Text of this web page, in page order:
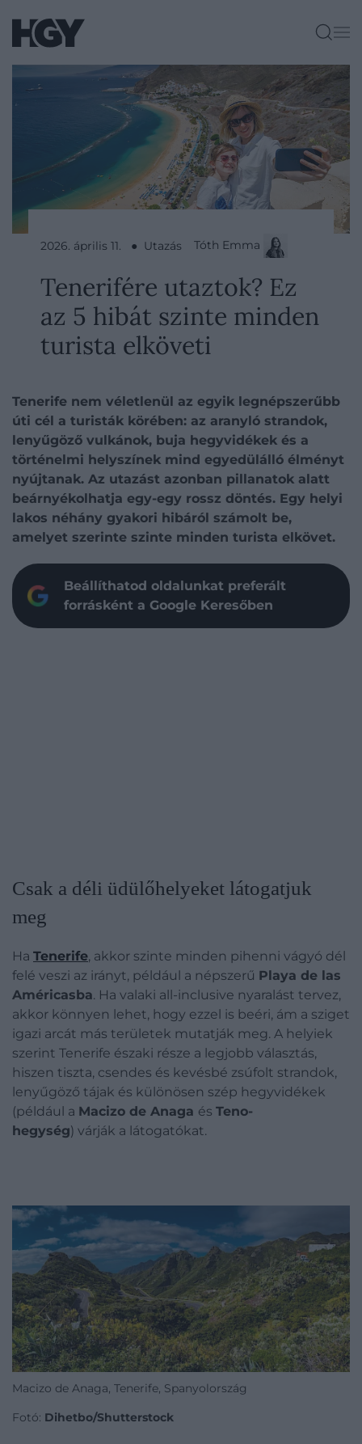
2026. április 11. ● Utazás Tóth Emma
Tenerifére utaztok? Ez
az 5 hibát szinte minden
turista elköveti
Tenerife nem véletlenül az egyik legnépszerűbb
úti cél a turisták körében: az aranyló strandok,
lenyűgöző vulkánok, buja hegyvidékek és a
történelmi helyszínek mind egyedülálló élményt
nyújtanak. Az utazást azonban pillanatok alatt
beárnyékolhatja egy-egy rossz döntés. Egy helyi
lakos néhány gyakori hibáról számolt be,
amelyet szerinte szinte minden turista elkövet.
Beállíthatod oldalunkat preferált
forrásként a Google Keresőben
Csak a déli üdülőhelyeket látogatjuk
meg
Ha Tenerife, akkor szinte minden pihenni vágyó dél
felé veszi az irányt, például a népszerű Playa de las
Américasba. Ha valaki all-inclusive nyaralást tervez,
akkor könnyen lehet, hogy ezzel is beéri, ám a sziget
igazi arcát más területek mutatják meg. A helyiek
szerint Tenerife északi része a legjobb választás,
hiszen tiszta, csendes és kevésbé zsúfolt strandok,
lenyűgöző tájak és különösen szép hegyvidékek
(például a Macizo de Anaga és Teno-
hegység) várják a látogatókat.
Macizo de Anaga, Tenerife, Spanyolország
Fotó: Dihetbo/Shutterstock